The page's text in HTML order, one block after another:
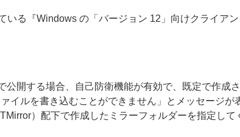
いる『Windows の「バージョン 12」向けクライア
開する場合、自己防衛機能が有効で、既定で作成
ルを書き込むことができません」とメッセージが
）配下で作成したミラーフォルダーを指定し